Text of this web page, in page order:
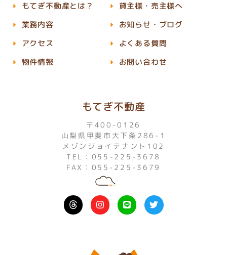
もてぎ不動産
〒400-0126
山梨県甲斐市大下条286-1
メゾンジョイテナント102
TEL：055-225-3678
FAX：055-225-3679
I
n
s
L
i
n
T
w
i
もてぎ不動産とは？
業務内容
アクセス
物件情報
貸主様・売主様へ
お知らせ・ブログ
よくある質問
お問い合わせ